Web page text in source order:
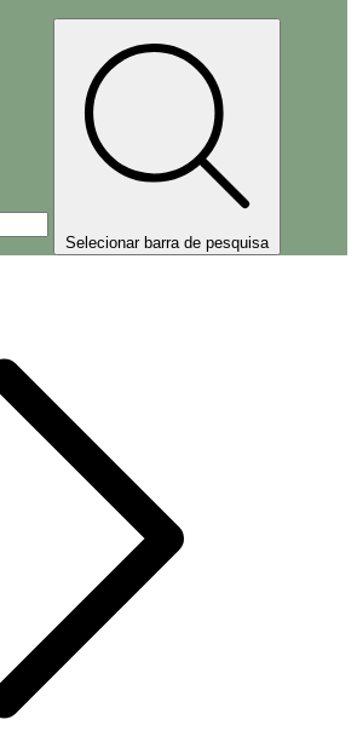
Selecionar barra de pesquisa